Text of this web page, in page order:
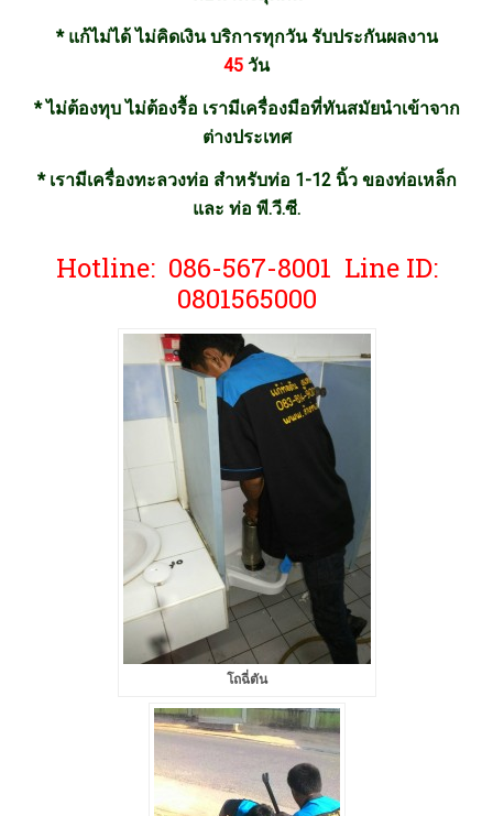
* แก้ไม่ได้ ไม่คิดเงิน บริการทุกวัน รับประกันผลงาน
45 วัน
* ไม่ต้องทุบ ไม่ต้องรื้อ เรามีเครื่องมือที่ทันสมัยนำเข้าจาก
ต่างประเทศ
* เรามีเครื่องทะลวงท่อ สำหรับท่อ 1-12 นิ้ว ของท่อเหล็ก
และ ท่อ พี.วี.ซี.
Hotline: 086-567-8001 Line ID:
0801565000
โถฉี่ตัน